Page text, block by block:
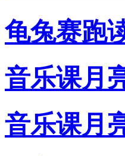
龟兔赛跑
音乐课月
音乐课月